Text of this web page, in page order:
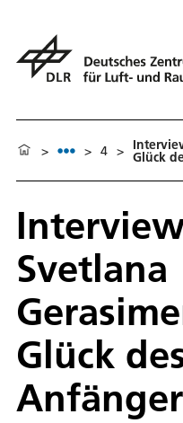
> > 4 > Glück
Svetlana
Glück